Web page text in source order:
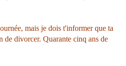
mais je dois t'informer que ta
de divorcer. Quarante cinq ans de